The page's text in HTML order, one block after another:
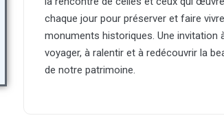
chaque jour pour préserver et faire
monuments historiques. Une invitation
voyager, à ralentir et à redécouvrir la
de notre patrimoine.